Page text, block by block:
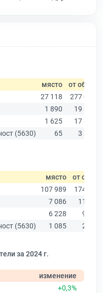
място от общо
27 118
277 019
1 890
19 882
1 625
17 349
(5630)
65 3 591
място
от общо
107 989
174 403
7 086
11 437
6 228
9 876
(5630)
1 085 2 707
за 2024 г.
изменение
+0,3%